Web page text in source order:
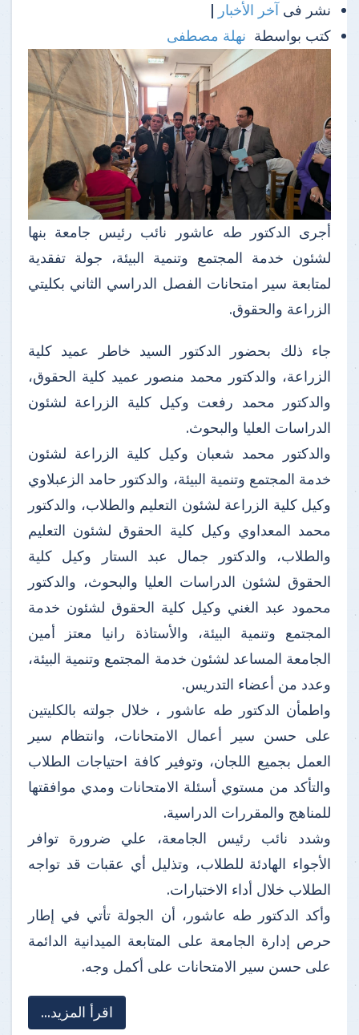
نشر فى آخر الأخبار |
كتب بواسطة نهلة مصطفى
أجرى الدكتور طه عاشور نائب رئيس جامعة بنها
لشئون خدمة المجتمع وتنمية البيئة، جولة تفقدية
لمتابعة سير امتحانات الفصل الدراسي الثاني بكليتي
الزراعة والحقوق.
جاء ذلك بحضور الدكتور السيد خاطر عميد كلية
الزراعة، والدكتور محمد منصور عميد كلية الحقوق،
والدكتور محمد رفعت وكيل كلية الزراعة لشئون
الدراسات العليا والبحوث.
والدكتور محمد شعبان وكيل كلية الزراعة لشئون
خدمة المجتمع وتنمية البيئة، والدكتور حامد الزعبلاوي
وكيل كلية الزراعة لشئون التعليم والطلاب، والدكتور
محمد المعداوي وكيل كلية الحقوق لشئون التعليم
والطلاب، والدكتور جمال عبد الستار وكيل كلية
الحقوق لشئون الدراسات العليا والبحوث، والدكتور
محمود عبد الغني وكيل كلية الحقوق لشئون خدمة
المجتمع وتنمية البيئة، والأستاذة رانيا معتز أمين
الجامعة المساعد لشئون خدمة المجتمع وتنمية البيئة،
وعدد من أعضاء التدريس.
واطمأن الدكتور طه عاشور ، خلال جولته بالكليتين
على حسن سير أعمال الامتحانات، وانتظام سير
العمل بجميع اللجان، وتوفير كافة احتياجات الطلاب
والتأكد من مستوي أسئلة الامتحانات ومدي موافقتها
للمناهج والمقررات الدراسية.
وشدد نائب رئيس الجامعة، علي ضرورة توافر
الأجواء الهادئة للطلاب، وتذليل أي عقبات قد تواجه
الطلاب خلال أداء الاختبارات.
وأكد الدكتور طه عاشور، أن الجولة تأتي في إطار
حرص إدارة الجامعة على المتابعة الميدانية الدائمة
على حسن سير الامتحانات على أكمل وجه.
اقرأ المزيد...